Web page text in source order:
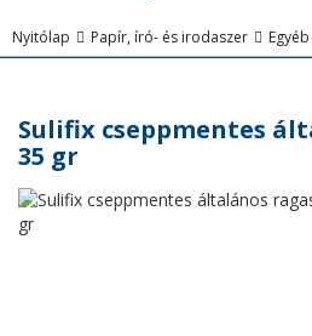
Nyitólap Papír, író- és irodaszer
Sulifix cseppmentes
35 gr